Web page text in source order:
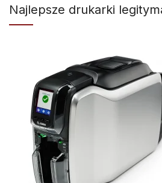
Najlepsze drukarki